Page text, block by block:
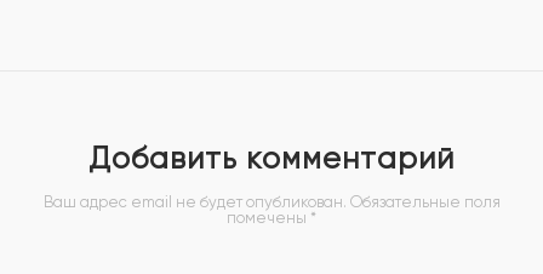
Добавить комментарий
Ваш адрес email не будет опубликован. Обязательные поля
помечены *